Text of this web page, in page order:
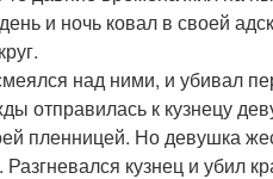
и ночь ковал в своей
над ними, и убивал
отправилась к кузнецу
пленницей. Но девушка
кузнец и убил